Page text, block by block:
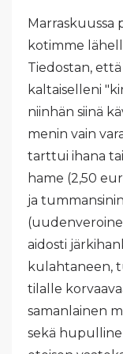
Marraskuussa
kotimme
Tiedostan,
kaltaiselleni
niinhän siinä
menin vain
tarttui ihana
hame (2,50
ja
aidosti
kulahtaneen,
tilalle
samanlainen
sekä